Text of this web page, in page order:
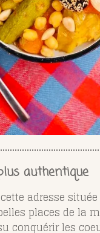
authentique
adresse
places de la
conquérir les